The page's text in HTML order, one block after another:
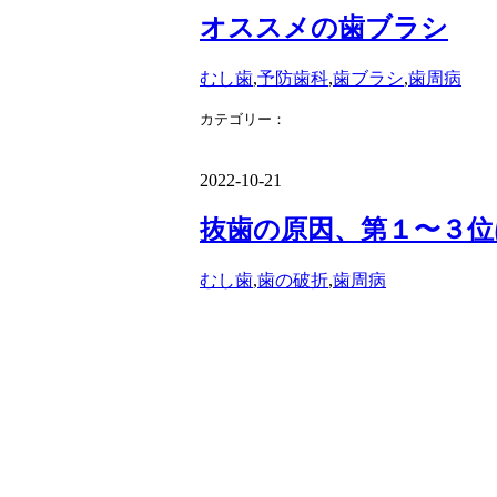
オススメの歯ブラシ
むし歯,予防歯科,歯ブラシ,歯周病
カテゴリー：
2022-10-21
抜歯の原因、第１〜３
むし歯,歯の破折,歯周病